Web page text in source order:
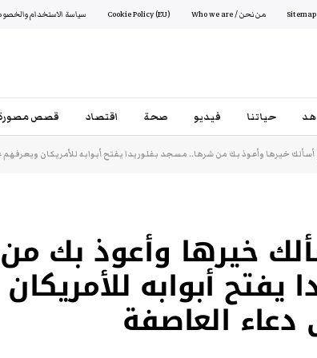
Sitemap من نحن / Who we are Cookie Policy (EU) سياسة الاستخدام
حياتنا فيديو صحة اقتصاد قصص
أسألك خيرها وأعوذ بك من شرها.. مسجد بفلوريدا يفتح أبوابه للأمريكان ويعرفهم
خيرها وأعوذ بك
يفتح أبوابه للأمريكان
العاصفة